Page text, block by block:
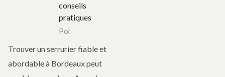
conseils
pratiques
Pol
Trouver un serrurier fiable et
abordable à Bordeaux peut